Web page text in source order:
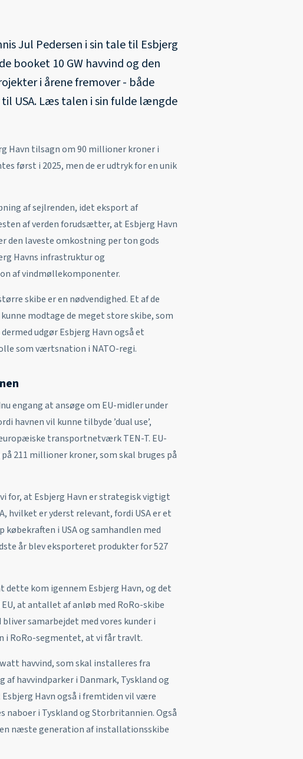
Jul Pedersen i sin tale til Esbjerg
booket 10 GW havvind og den
i årene fremover - både
USA. Læs talen i sin fulde længde
Havn tilsagn om 90 millioner kroner i
først i 2025, men de er udtryk for en unik
af sejlrenden, idet eksport af
af verden forudsætter, at Esbjerg Havn
den laveste omkostning per ton gods
Havns infrastruktur og
af vindmøllekomponenter.
skibe er en nødvendighed. Et af de
modtage de meget store skibe, som
udgør Esbjerg Havn også et
som værtsnation i NATO-regi.
engang at ansøge om EU-midler under
havnen vil kunne tilbyde ’dual use’,
transportnetværk TEN-T. EU-
211 millioner kroner, som skal bruges på
for, at Esbjerg Havn er strategisk vigtigt
hvilket er yderst relevant, fordi USA er et
i USA og samhandlen med
år blev eksporteret produkter for 527
kom igennem Esbjerg Havn, og det
at antallet af anløb med RoRo-skibe
samarbejdet med vores kunder i
i RoRo-segmentet, at vi får travlt.
havvind, som skal installeres fra
af havvindparker i Danmark, Tyskland og
Havn også i fremtiden vil være
i Tyskland og Storbritannien. Også
næste generation af installationsskibe